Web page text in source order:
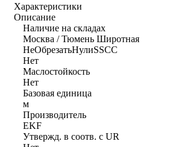
Характеристики
Описание
Наличие на складах
Москва / Тюмень Широтная
НеОбрезатьНулиSSCC
Нет
Маслостойкость
Нет
Базовая единица
м
Производитель
EKF
Утвержд. в соотв. с UR